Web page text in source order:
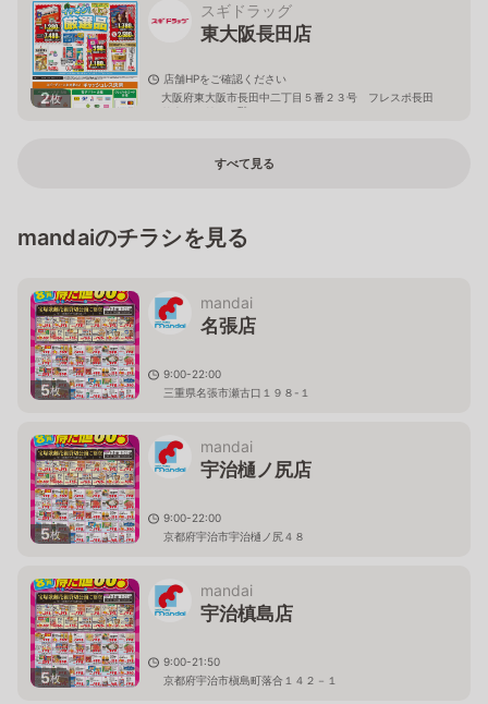
2枚
スギドラッグ
東大阪長田店
店舗HPをご確認ください
大阪府東大阪市長田中二丁目５番２３号 フレスポ長田
サウスエリア１階
すべて見る
mandaiのチラシを見る
5枚
mandai
名張店
9:00-22:00
三重県名張市瀬古口１９８-１
5枚
mandai
宇治樋ノ尻店
9:00-22:00
京都府宇治市宇治樋ノ尻４８
5枚
mandai
宇治槙島店
9:00-21:50
京都府宇治市槇島町落合１４２－１